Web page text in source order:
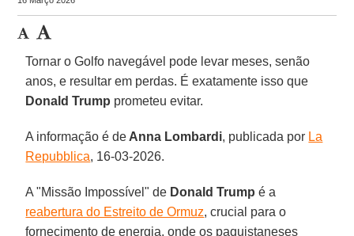
Tornar o Golfo navegável pode levar meses, senão
anos, e resultar em perdas. É exatamente isso que
Donald Trump prometeu evitar.
A informação é de Anna Lombardi, publicada por La
Repubblica, 16-03-2026.
A "Missão Impossível" de Donald Trump é a
reabertura do Estreito de Ormuz, crucial para o
fornecimento de energia, onde os paquistaneses